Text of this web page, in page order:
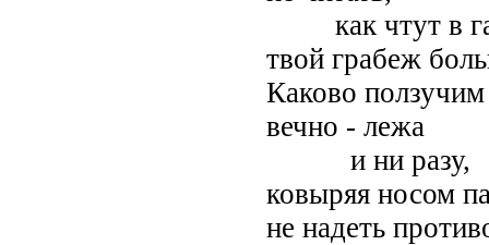
как чтут в
твой грабеж
Каково
вечно - лежа
и ни разу,
ковыряя носом
не надеть